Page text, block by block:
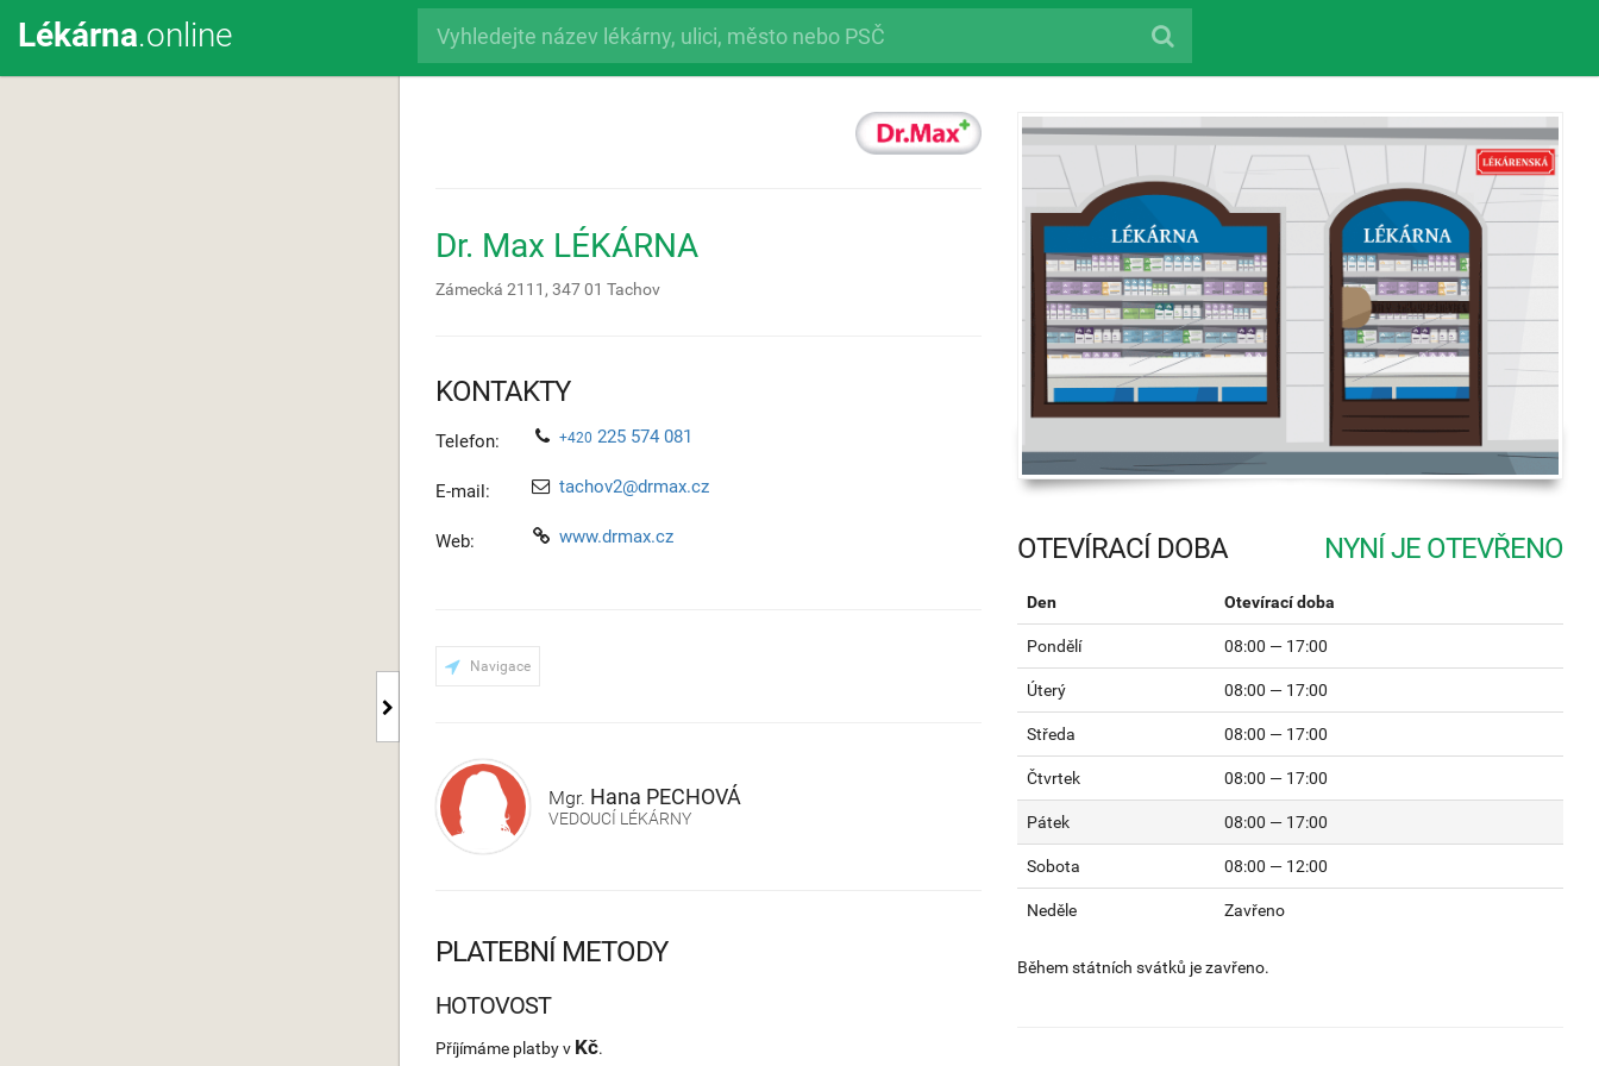
Lékárna.online
Dr. Max LÉKÁRNA
Zámecká 2111, 347 01 Tachov
KONTAKTY
Telefon: +420 225 574 081
E-mail: tachov2@drmax.cz
Web: www.drmax.cz
Navigace
Mgr. Hana PECHOVÁ
VEDOUCÍ LÉKÁRNY
OTEVÍRACÍ DOBA
Den Otevírací doba
Pondělí 08:00 — 17:00
Úterý 08:00 — 17:00
Středa 08:00 — 17:00
Čtvrtek 08:00 — 17:00
Pátek 08:00 — 17:00
Sobota 08:00 — 12:00
Neděle Zavřeno
Během státních svátků je zavřeno.
PLATEBNÍ METODY
HOTOVOST
Příjímáme platby v Kč.